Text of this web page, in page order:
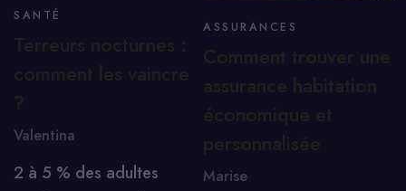
SANTÉ
Valentina
2 à 5 % des adultes
ASSURANCES
Marise